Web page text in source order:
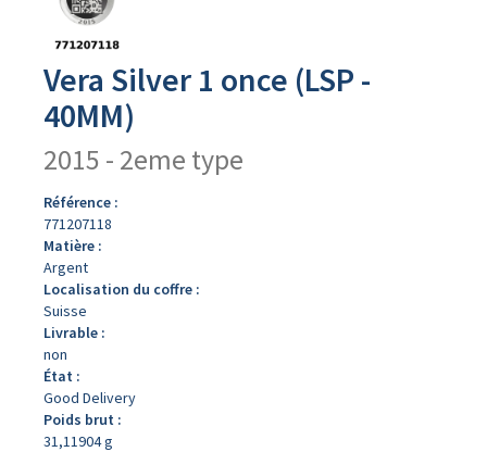
produit
Vera Silver 1 once (LSP -
40MM)
2015 - 2eme type
Référence :
771207118
Matière :
Argent
Localisation du coffre :
Suisse
Livrable :
non
État :
Good Delivery
Poids brut :
31,11904 g